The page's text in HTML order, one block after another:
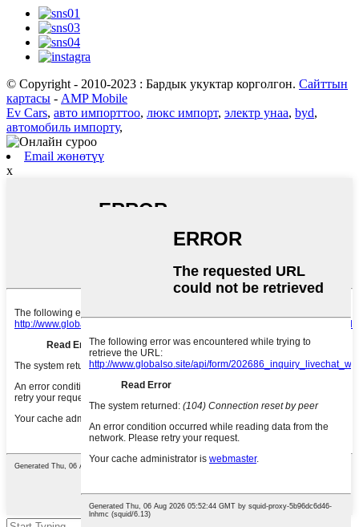
© Copyright - 2010-2023 : Бардык укуктар корголгон. Сайттын
картасы - AMP Mobile
Ev Cars, авто импорттоо, люкс импорт, электр унаа, byd,
автомобиль импорту,
Email жөнөтүү
x